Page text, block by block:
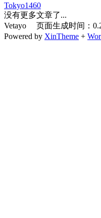
Tokyo1460
没有更多文章了...
Vetayo 页面生成时间：
Powered by XinTheme +